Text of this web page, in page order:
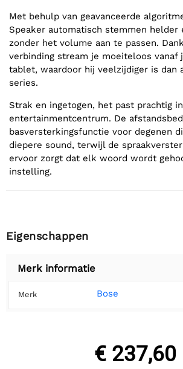
Met behulp van geavanceerde
Speaker automatisch stemmen helder
zonder het volume aan te passen.
verbinding stream je moeiteloos vanaf
tablet, waardoor hij veelzijdiger is dan
series.
Strak en ingetogen, het past prachtig
entertainmentcentrum. De
basversterkingsfunctie voor degenen
diepere sound, terwijl de
ervoor zorgt dat elk woord wordt
instelling.
Eigenschappen
Merk informatie
Merk Bose
€ 237,60